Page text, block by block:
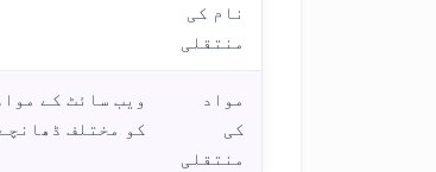
نام کی
منتقلی
مواد
کی
منتقلی
ویب سائٹ کے
کو مختلف